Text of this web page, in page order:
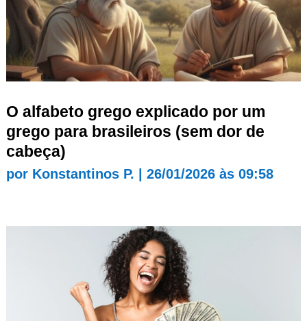
O alfabeto grego explicado por um
grego para brasileiros (sem dor de
cabeça)
por Konstantinos P. 26/01/2026 às 09:58